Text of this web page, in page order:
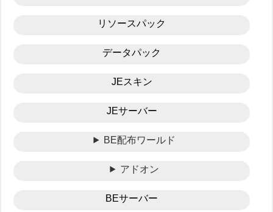
リソースパック
データパック
JEスキン
JEサーバー
BE配布ワールド
アドオン
BEサーバー